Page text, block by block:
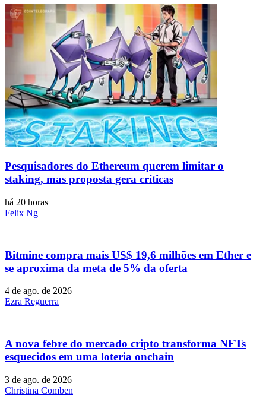
Pesquisadores do Ethereum querem limitar o
staking, mas proposta gera críticas
há 20 horas
Felix Ng
Bitmine compra mais US$ 19,6 milhões em Ether e
se aproxima da meta de 5% da oferta
4 de ago. de 2026
Ezra Reguerra
A nova febre do mercado cripto transforma NFTs
esquecidos em uma loteria onchain
3 de ago. de 2026
Christina Comben